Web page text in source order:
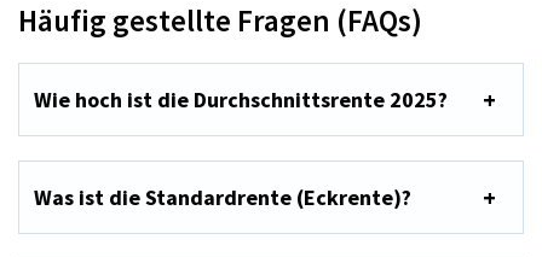
Häufig gestellte Fragen (FAQs)
Wie hoch ist die Durchschnittsrente 2025?
Was ist die Standardrente (Eckrente)?